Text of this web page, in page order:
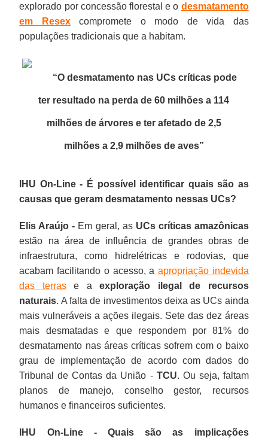
explorado por concessão florestal e o desmatamento
em Resexcompromete o modo de vida das
populações tradicionais que a habitam.
“O desmatamento nas UCs críticas pode
ter resultado na perda de 60 milhões a 114
milhões de árvores e ter afetado de 2,5
milhões a 2,9 milhões de aves”
IHU On-Line - É possível identificar quais são as
causas que geram desmatamento nessas UCs?
Elis Araújo - Em geral, as UCs críticas amazônicas
estão na área de influência de grandes obras de
infraestrutura, como hidrelétricas e rodovias, que
acabam facilitando o acesso, a apropriação indevida
das terrase aexploração ilegal de recursos
naturais. A falta de investimentos deixa as UCs ainda
mais vulneráveis a ações ilegais. Sete das dez áreas
mais desmatadas e que respondem por 81% do
desmatamento nas áreas críticas sofrem com o baixo
grau de implementação de acordo com dados do
Tribunal de Contas da União - TCU. Ou seja, faltam
planos de manejo, conselho gestor, recursos
humanos e financeiros suficientes.
IHU On-Line - Quais são as implicações